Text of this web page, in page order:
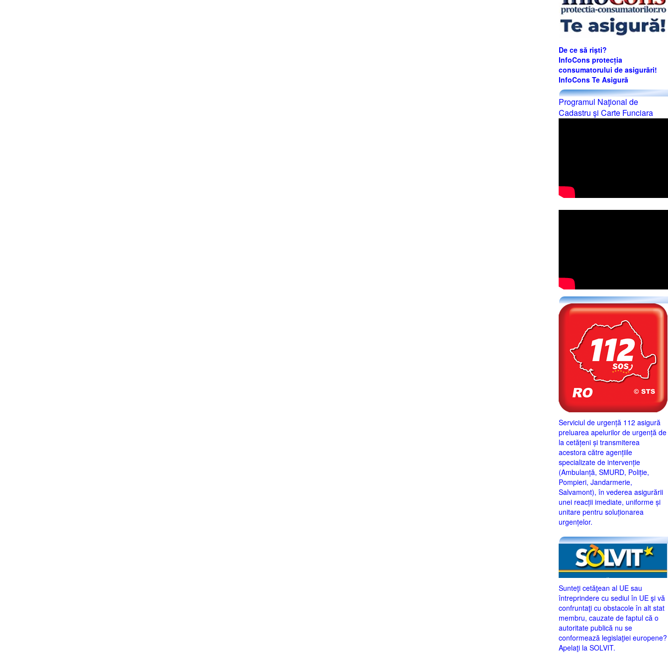
De ce să riști?
InfoCons protecția
consumatorului de asigurări!
InfoCons Te Asigură
Programul Naţional de
Cadastru şi Carte Funciara
Serviciul de urgență 112 asigură
preluarea apelurilor de urgență de
la cetățeni și transmiterea
acestora către agențiile
specializate de intervenție
(Ambulanță, SMURD, Poliție,
Pompieri, Jandarmerie,
Salvamont), în vederea asigurării
unei reacții imediate, uniforme și
unitare pentru soluționarea
urgențelor.
Sunteţi cetăţean al UE sau
întreprindere cu sediul în UE şi vă
confruntaţi cu obstacole în alt stat
membru, cauzate de faptul că o
autoritate publică nu se
conformează legislaţiei europene?
Apelaţi la SOLVIT.